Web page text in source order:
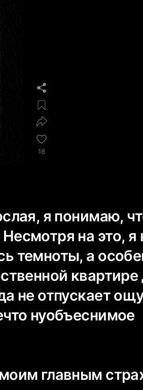
18
я понимаю,
на это, я
темноты, а
не отпускает
нуобъеснимое
главным